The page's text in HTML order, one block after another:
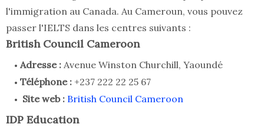
l'immigration au Canada. Au Cameroun, vous pouvez
passer l'IELTS dans les centres suivants :
British Council Cameroon
Adresse : Avenue Winston Churchill, Yaoundé
Téléphone : +237 222 22 25 67
Site web : British Council Cameroon
IDP Education